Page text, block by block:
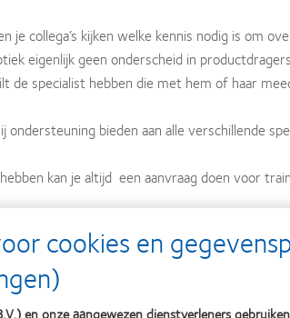
je collega’s kijken welke kennis nodig is om
eigenlijk geen onderscheid in
de specialist hebben die met hem of haar
ondersteuning bieden aan alle verschillende
kan je altijd een aanvraag doen voor
workshops bij ons op kantoor, wel is het
cookies en